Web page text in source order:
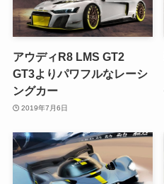
アウディR8 LMS GT2
GT3よりパワフルなレーシ
ングカー
2019年7月6日